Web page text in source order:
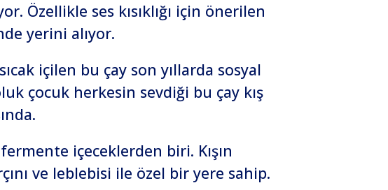
Özellikle ses kısıklığı için önerilen
yerini alıyor.
içilen bu çay son yıllarda sosyal
çocuk herkesin sevdiği bu çay kış
içeceklerden biri. Kışın
ve leblebisi ile özel bir yere sahip.